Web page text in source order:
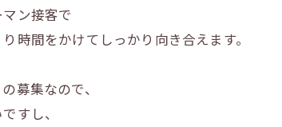
ン接客で
時間をかけてしっかり向き合えます。
募集なので、
すし、